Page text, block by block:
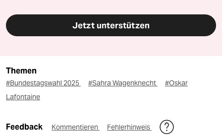
Jetzt unterstützen
Themen
#Bundestagswahl 2025 #Sahra Wagenknecht
#Oskar
Lafontaine
Feedback Kommentieren Fehlerhinweis